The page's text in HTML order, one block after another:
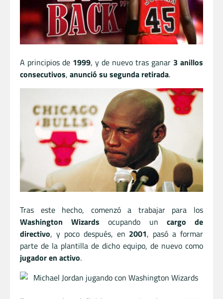
A principios de 1999, y de nuevo tras ganar 3 anillos
consecutivos, anunció su segunda retirada.
Tras este hecho, comenzó a trabajar para los
Washington Wizards ocupando un cargo de
directivo, y poco después, en 2001, pasó a formar
parte de la plantilla de dicho equipo, de nuevo como
jugador en activo.